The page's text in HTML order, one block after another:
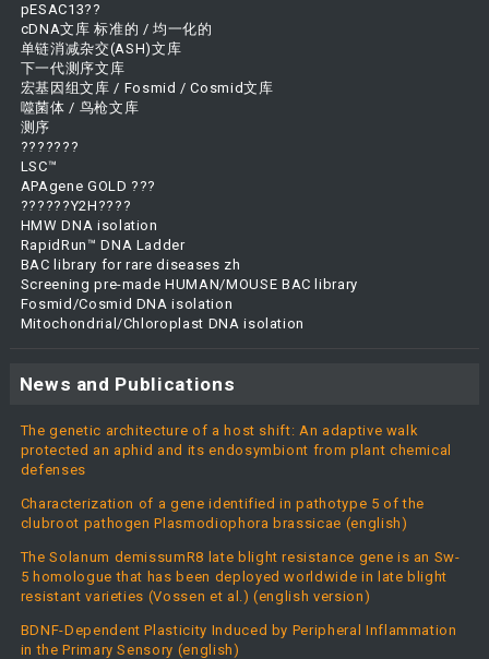
pESAC13??
cDNA文库 标准的 / 均一化的
单链消减杂交(ASH)文库
下一代测序文库
宏基因组文库 / Fosmid / Cosmid文库
噬菌体 / 鸟枪文库
测序
???????
LSC™
APAgene GOLD ???
??????Y2H????
HMW DNA isolation
RapidRun™ DNA Ladder
BAC library for rare diseases zh
Screening pre-made HUMAN/MOUSE BAC library
Fosmid/Cosmid DNA isolation
Mitochondrial/Chloroplast DNA isolation
News and Publications
The genetic architecture of a host shift: An adaptive walk
protected an aphid and its endosymbiont from plant chemical
defenses
Characterization of a gene identified in pathotype 5 of the
clubroot pathogen Plasmodiophora brassicae (english)
The Solanum demissumR8 late blight resistance gene is an Sw-
5 homologue that has been deployed worldwide in late blight
resistant varieties (Vossen et al.) (english version)
BDNF-Dependent Plasticity Induced by Peripheral Inflammation
in the Primary Sensory (english)